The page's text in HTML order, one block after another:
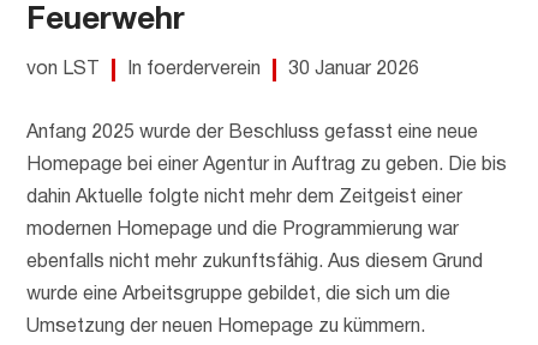
Feuerwehr
von LST In foerderverein 30 Januar 2026
Anfang 2025 wurde der Beschluss gefasst eine neue
Homepage bei einer Agentur in Auftrag zu geben. Die bis
dahin Aktuelle folgte nicht mehr dem Zeitgeist einer
modernen Homepage und die Programmierung war
ebenfalls nicht mehr zukunftsfähig. Aus diesem Grund
wurde eine Arbeitsgruppe gebildet, die sich um die
Umsetzung der neuen Homepage zu kümmern.